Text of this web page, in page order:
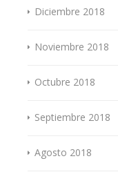
Diciembre 2018
Noviembre 2018
Octubre 2018
Septiembre 2018
Agosto 2018